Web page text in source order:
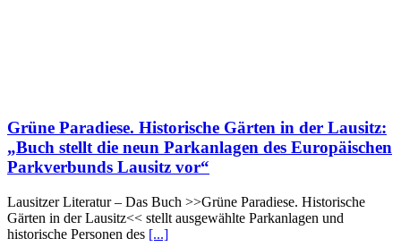
Grüne Paradiese. Historische Gärten in der Lausitz:
„Buch stellt die neun Parkanlagen des Europäischen
Parkverbunds Lausitz vor“
Lausitzer Literatur – Das Buch >>Grüne Paradiese. Historische
Gärten in der Lausitz<< stellt ausgewählte Parkanlagen und
historische Personen des [...]